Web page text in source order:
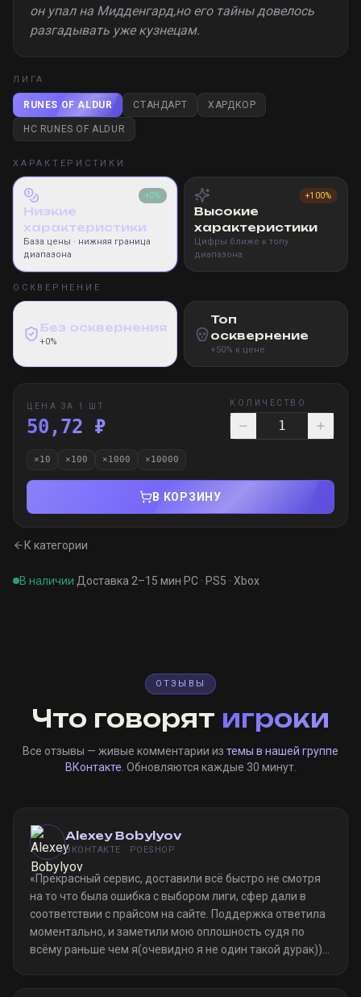
он упал на Мидденгард,но его тайны довелось
разгадывать уже кузнецам.
ЛИГА
RUNES OF ALDUR СТАНДАРТ ХАРДКОР
HC RUNES OF ALDUR
ХАРАКТЕРИСТИКИ
+0%
Низкие
характеристики
База цены · нижняя граница
диапазона
+100%
Высокие
характеристики
Цифры ближе к топу
диапазона
ОСКВЕРНЕНИЕ
Без осквернения
+0%
Топ
осквернение
+50% к цене
ЦЕНА ЗА 1 ШТ
50,72 ₽
КОЛИЧЕСТВО
×10 ×100 ×1000 ×10000
В КОРЗИНУ
К категории
В наличии·Доставка 2–15 мин·PC · PS5 · Xbox
ОТЗЫВЫ
Что говорят игроки
Все отзывы — живые комментарии из темы в нашей группе
ВКонтакте . Обновляются каждые 30 минут.
Alexey Bobylyov
ВКОНТАКТЕ · POESHOP
«Прекрасный сервис, доставили всё быстро не смотря
на то что была ошибка с выбором лиги, сфер дали в
соответствии с прайсом на сайте. Поддержка ответила
моментально, и заметили мою оплошность судя по
всёму раньше чем я(очевидно я не один такой дурак)).